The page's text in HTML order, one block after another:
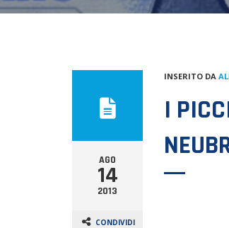
AGO
14
2013
CONDIVIDI
INSERITO DA
I